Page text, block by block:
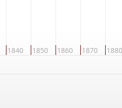
1840 1850 1860 1870 1880